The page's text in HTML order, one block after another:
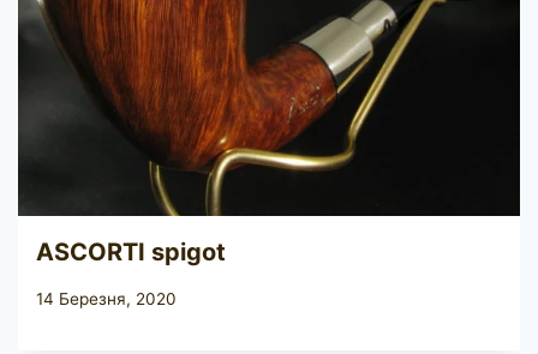
ASCORTI spigot
14 Березня, 2020